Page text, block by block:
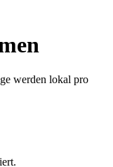
werden lokal pro